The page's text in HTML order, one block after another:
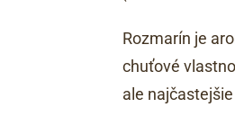
Rozmarín je
chuťové
ale